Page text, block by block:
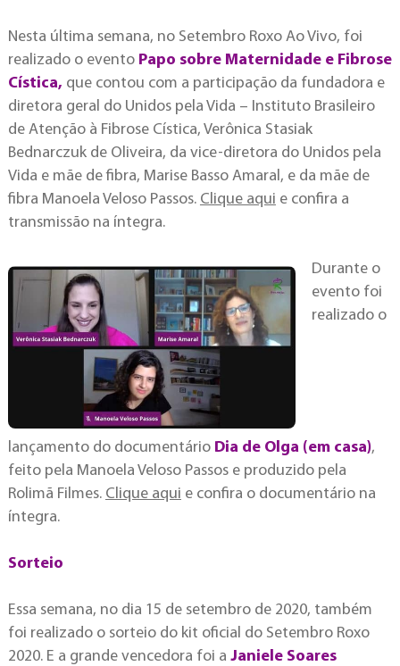
Nesta última semana, no Setembro Roxo Ao Vivo, foi
realizado o evento Papo sobre Maternidade e Fibrose
Cística, que contou com a participação da fundadora e
diretora geral do Unidos pela Vida – Instituto Brasileiro
de Atenção à Fibrose Cística, Verônica Stasiak
Bednarczuk de Oliveira, da vice-diretora do Unidos pela
Vida e mãe de fibra, Marise Basso Amaral, e da mãe de
fibra Manoela Veloso Passos. Clique aqui e confira a
transmissão na íntegra.
Durante o
evento foi
realizado o
lançamento do documentário Dia de Olga (em casa),
feito pela Manoela Veloso Passos e produzido pela
Rolimã Filmes. Clique aqui e confira o documentário na
íntegra.
Sorteio
Essa semana, no dia 15 de setembro de 2020, também
foi realizado o sorteio do kit oficial do Setembro Roxo
2020. E a grande vencedora foi a Janiele Soares